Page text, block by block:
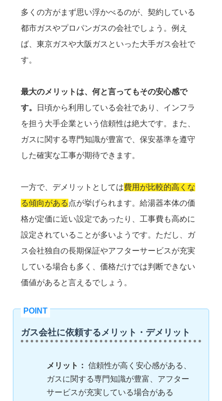
多くの方がまず思い浮かべるのが、契約している
都市ガスやプロパンガスの会社でしょう。例え
ば、東京ガスや大阪ガスといった大手ガス会社で
す。
最大のメリットは、何と言ってもその安心感で
す。
日頃から利用している会社であり、インフラ
を担う大手企業という信頼性は絶大です。また、
ガスに関する専門知識が豊富で、保安基準を遵守
した確実な工事が期待できます。
一方で、デメリットとしては費用が比較的高くな
る傾向がある 点が挙げられます。給湯器本体の価
格が定価に近い設定であったり、工事費も高めに
設定されていることが多いようです。ただし、ガ
ス会社独自の長期保証やアフターサービスが充実
している場合も多く、価格だけでは判断できない
価値があると言えるでしょう。
ガス会社に依頼するメリット・デメリット
メリット： 信頼性が高く安心感がある、
ガスに関する専門知識が豊富、アフター
サービスが充実している場合がある